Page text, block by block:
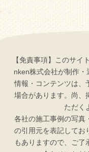
【免責事項】このサイ
nken株式会社が制作
情報・コンテンツは、
場合があります。尚、
ただく
各社の施工事例の写真
の引用元を表記してお
もありますので、ご了